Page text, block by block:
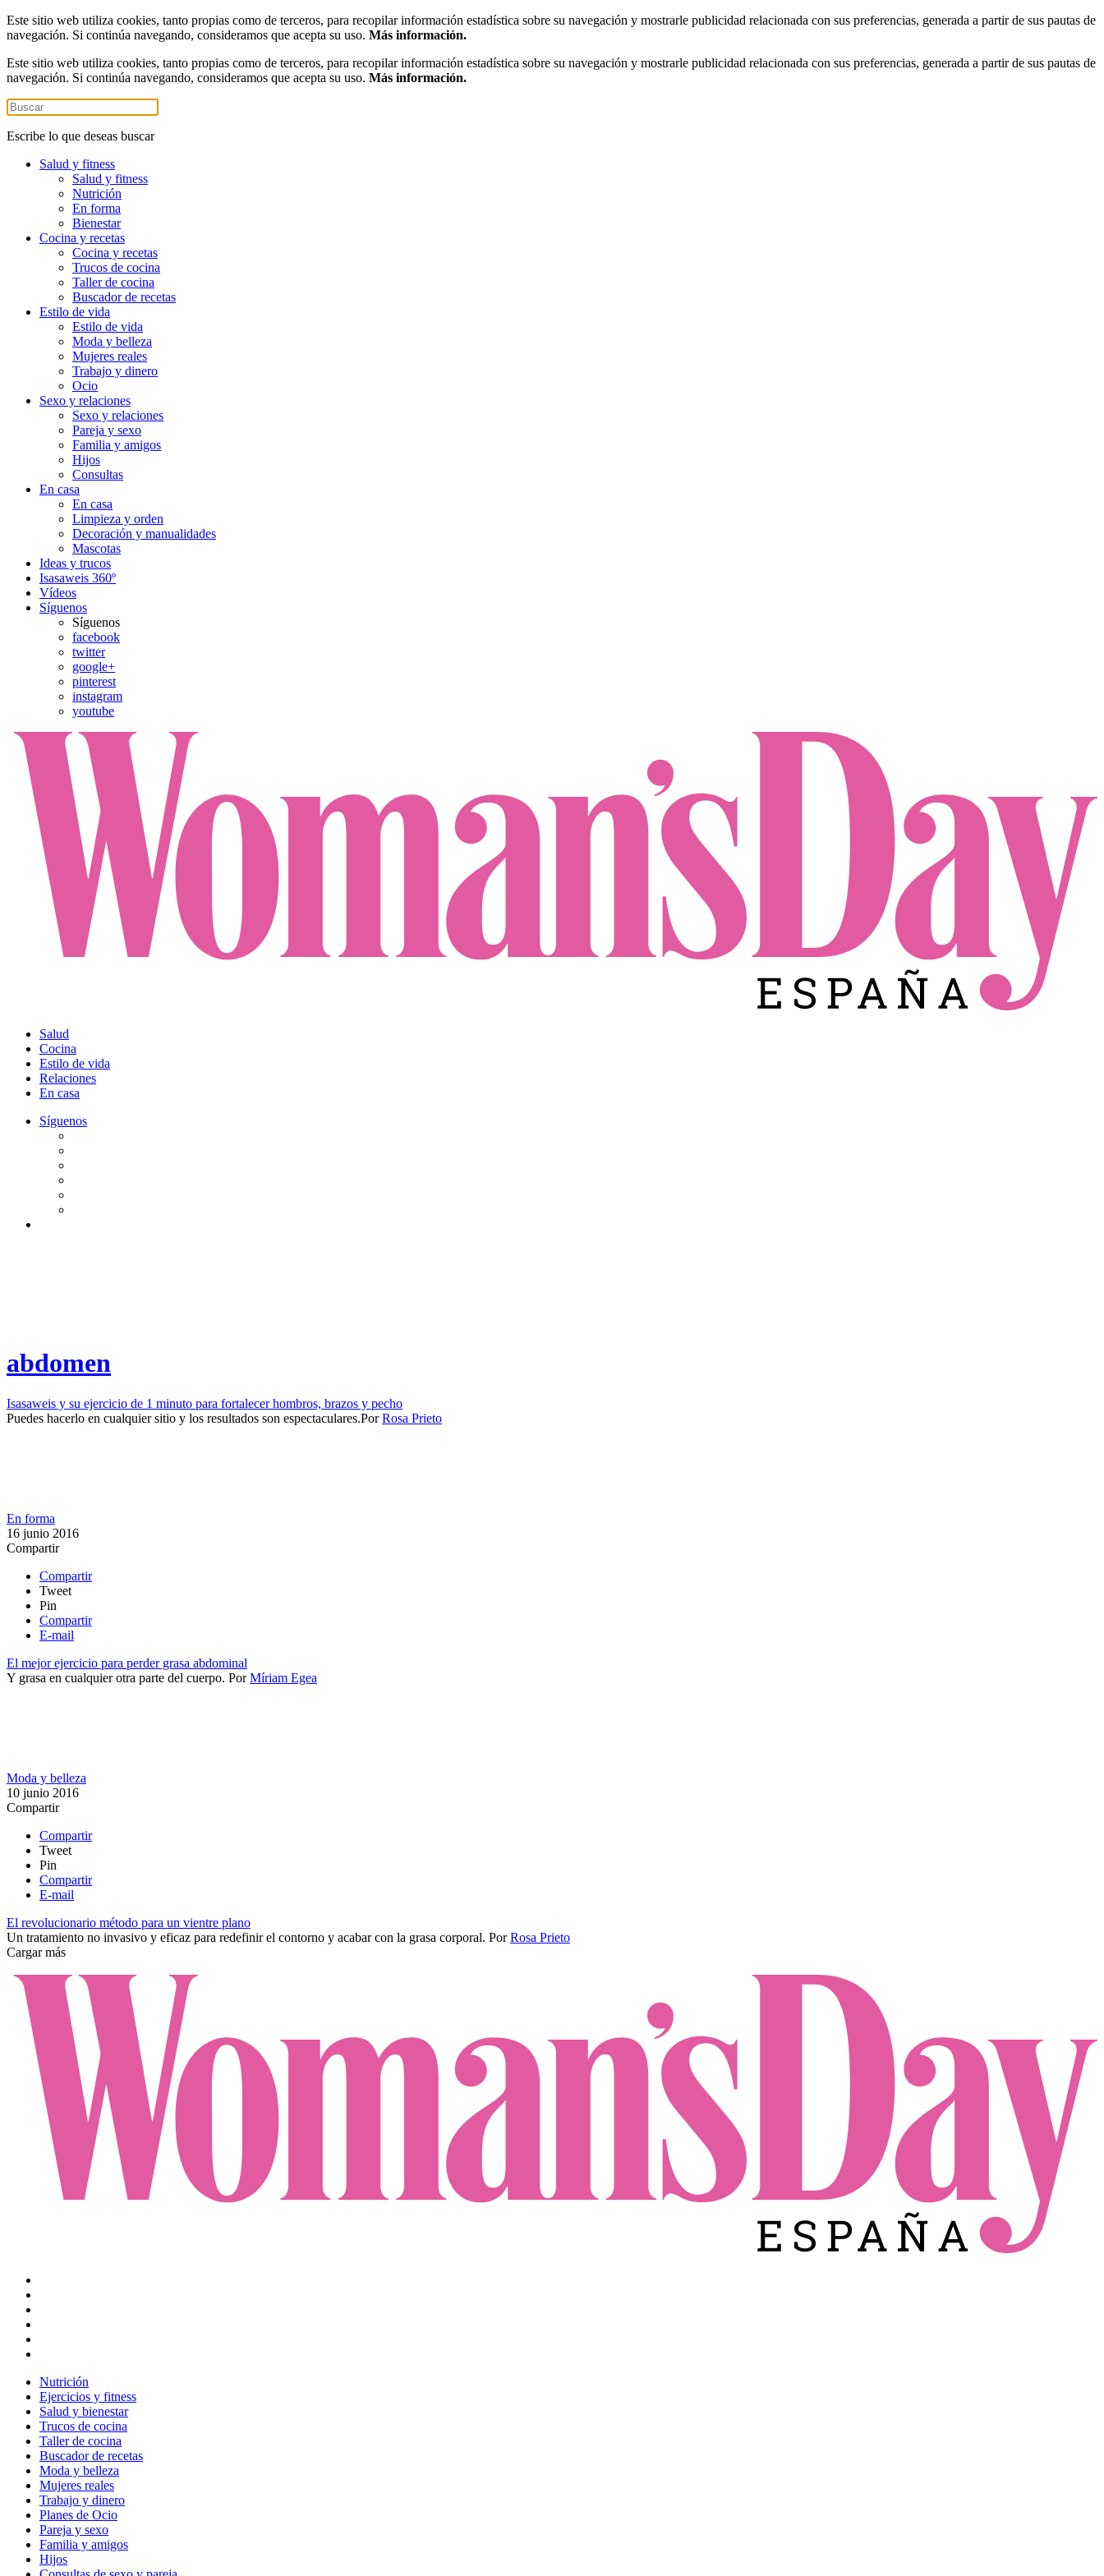
Este sitio web utiliza cookies, tanto propias como de terceros, para recopilar información estadística sobre su navegación y mostrarle publicidad relacionada con sus preferencias, generada a partir de sus pautas de
navegación. Si continúa navegando, consideramos que acepta su uso. Más información.
Este sitio web utiliza cookies, tanto propias como de terceros, para recopilar información estadística sobre su navegación y mostrarle publicidad relacionada con sus preferencias, generada a partir de sus pautas de
navegación. Si continúa navegando, consideramos que acepta su uso. Más información.
Escribe lo que deseas buscar
Salud y fitness
Salud y fitness
Nutrición
En forma
Bienestar
Cocina y recetas
Cocina y recetas
Trucos de cocina
Taller de cocina
Buscador de recetas
Estilo de vida
Estilo de vida
Moda y belleza
Mujeres reales
Trabajo y dinero
Ocio
Sexo y relaciones
Sexo y relaciones
Pareja y sexo
Familia y amigos
Hijos
Consultas
En casa
En casa
Limpieza y orden
Decoración y manualidades
Mascotas
Ideas y trucos
Isasaweis 360º
Vídeos
Síguenos
Síguenos
facebook
twitter
google+
pinterest
instagram
youtube
Salud
Cocina
Estilo de vida
Relaciones
En casa
Síguenos
abdomen
Isasaweis y su ejercicio de 1 minuto para fortalecer hombros, brazos y pecho
​Puedes hacerlo en cualquier sitio y los resultados son espectaculares.​PorRosa Prieto
En forma
16 junio 2016
Compartir
Compartir
Tweet
Pin
Compartir
E-mail
El mejor ejercicio para perder grasa abdominal
​Y grasa en cualquier otra parte del cuerpo. PorMíriam Egea
Moda y belleza
10 junio 2016
Compartir
Compartir
Tweet
Pin
Compartir
E-mail
El revolucionario método para un vientre plano
Un tratamiento no invasivo y eficaz para redefinir el contorno y acabar con la grasa corporal​. PorRosa Prieto
Cargar más
Nutrición
Ejercicios y fitness
Salud y bienestar
Trucos de cocina
Taller de cocina
Buscador de recetas
Moda y belleza
Mujeres reales
Trabajo y dinero
Planes de Ocio
Pareja y sexo
Familia y amigos
Hijos